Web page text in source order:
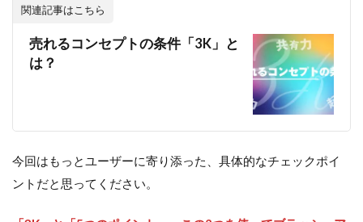
関連記事はこちら
売れるコンセプトの条件「3K」と
は？
今回はもっとユーザーに寄り添った、具体的なチェックポイ
ントだと思ってください。